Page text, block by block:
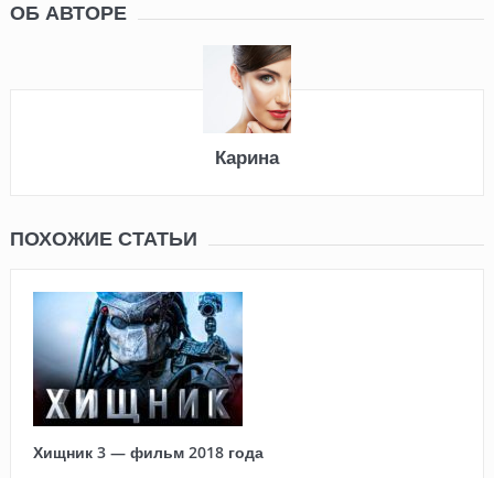
ОБ АВТОРЕ
Карина
ПОХОЖИЕ СТАТЬИ
Хищник 3 — фильм 2018 года